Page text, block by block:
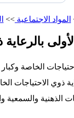
المواد الاجتماعية >>
الخاصة
الاحتياجات
الذهنية والسمعية